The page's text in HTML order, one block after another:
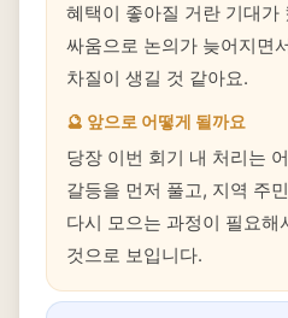
혜택이 좋아질 거란 기대가
싸움으로 논의가 늦어지면
차질이 생길 것 같아요.
🔮 앞으로 어떻게 될까요
당장 이번 회기 내 처리는
갈등을 먼저 풀고, 지역 주
다시 모으는 과정이 필요해
것으로 보입니다.